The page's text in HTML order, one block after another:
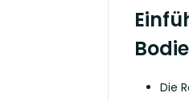
Die